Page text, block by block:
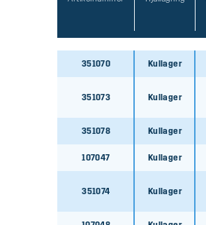
107048
351071
351075
351075
351070 Kullager
351073 Kullager
351078 Kullager
107047 Kullager
351074 Kullager